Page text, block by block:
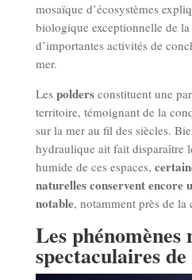
mosaïque d’écosystèmes
biologique exceptionnelle de
d’importantes activités de
mer.
Les poldersconstituent une
territoire, témoignant de la
sur la mer au fil des siècles.
hydraulique ait fait disparaître
humide de ces espaces,
naturelles conservent encore
notable, notamment près de
Les phénomènes
spectaculaires